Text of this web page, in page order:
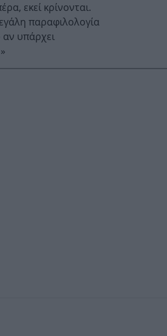
εκεί κρίνονται.
παραφιλολογία
αν υπάρχει